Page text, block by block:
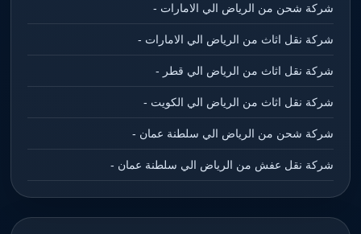
شركة شحن من الرياض الي الامارات -
شركة نقل اثاث من الرياض الي الامارات -
شركة نقل اثاث من الرياض الي قطر -
شركة نقل اثاث من الرياض الي الكويت -
شركة شحن من الرياض الي سلطنة عمان -
شركة نقل عفش من الرياض الي سلطنة عمان -